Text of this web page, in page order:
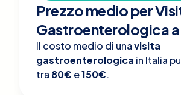
Prezzo medio per
Gastroenterologica
Il costo medio di unavisita
gastroenterologica in Italia
tra 80€ e150€.